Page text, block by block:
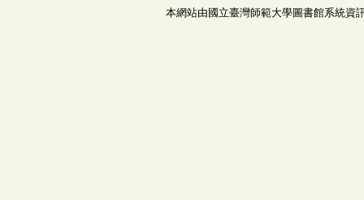
本網站由國立臺灣師範大學圖書館系統資